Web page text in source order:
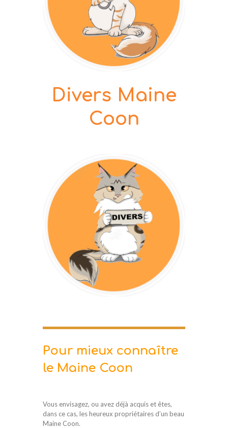
Divers Maine
Coon
Pour mieux connaître
le Maine Coon
Vous envisagez, ou avez déjà acquis et êtes,
dans ce cas, les heureux propriétaires d’un beau
Maine Coon.